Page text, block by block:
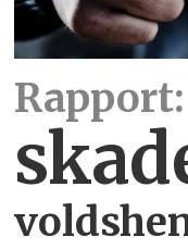
Rapport: